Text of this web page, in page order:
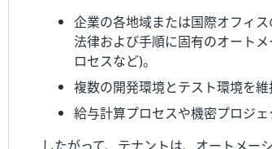
企業の各地域または国際オフィ
法律および手順に固有のオート
ロセスなど)。
複数の開発環境とテスト環境を維
給与計算プロセスや機密プロジ